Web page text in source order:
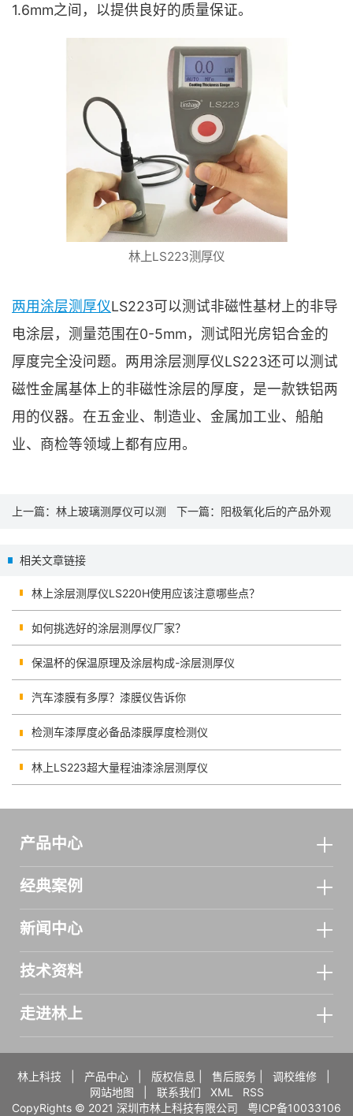
1.6mm之间，以提供良好的质量保证。
林上LS223测厚仪
两用涂层测厚仪LS223可以测试非磁性基材上的非导
电涂层，测量范围在0-5mm，测试阳光房铝合金的
厚度完全没问题。两用涂层测厚仪LS223还可以测试
磁性金属基体上的非磁性涂层的厚度，是一款铁铝两
用的仪器。在五金业、制造业、金属加工业、船舶
业、商检等领域上都有应用。
上一篇： 林上玻璃测厚仪可以测 下一篇： 阳极氧化后的产品外观
相关文章链接
林上涂层测厚仪LS220H使用应该注意哪些点？
如何挑选好的涂层测厚仪厂家？
保温杯的保温原理及涂层构成-涂层测厚仪
汽车漆膜有多厚？漆膜仪告诉你
检测车漆厚度必备品漆膜厚度检测仪
林上LS223超大量程油漆涂层测厚仪
产品中心
经典案例
新闻中心
技术资料
走进林上
林上科技 产品中心| 版权信息 售后服务| 调校维修|
网站地图
联系我们 XML
RSS
CopyRights © 2021 深圳市林上科技有限公司 粤ICP备10033106